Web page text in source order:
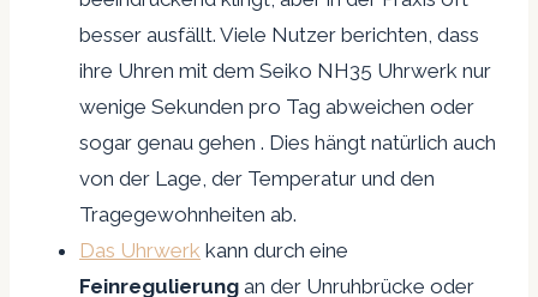
besser ausfällt. Viele Nutzer berichten, dass
ihre Uhren mit dem Seiko NH35 Uhrwerk nur
wenige Sekunden pro Tag abweichen oder
sogar genau gehen . Dies hängt natürlich auch
von der Lage, der Temperatur und den
Tragegewohnheiten ab.
Das Uhrwerk kann durch eine
Feinregulierung an der Unruhbrücke oder